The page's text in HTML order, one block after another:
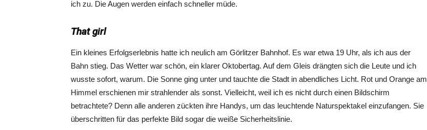
ich zu. Die Augen werden einfach schneller müde.
That girl
Ein kleines Erfolgserlebnis hatte ich neulich am Görlitzer Bahnhof. Es war etwa 19 Uhr, als ich aus der
Bahn stieg. Das Wetter war schön, ein klarer Oktobertag. Auf dem Gleis drängten sich die Leute und ich
wusste sofort, warum. Die Sonne ging unter und tauchte die Stadt in abendliches Licht. Rot und Orange am
Himmel erschienen mir strahlender als sonst. Vielleicht, weil ich es nicht durch einen Bildschirm
betrachtete? Denn alle anderen zückten ihre Handys, um das leuchtende Naturspektakel einzufangen. Sie
überschritten für das perfekte Bild sogar die weiße Sicherheitslinie.